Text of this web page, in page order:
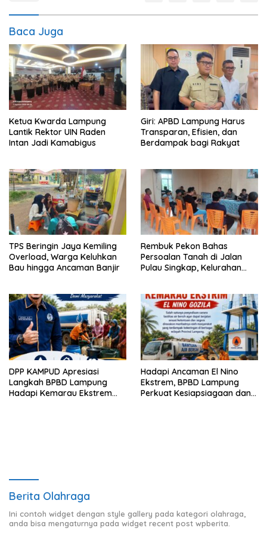
Baca Juga
Ketua Kwarda Lampung
Lantik Rektor UIN Raden
Intan Jadi Kamabigus
Giri: APBD Lampung Harus
Transparan, Efisien, dan
Berdampak bagi Rakyat
TPS Beringin Jaya Kemiling
Overload, Warga Keluhkan
Bau hingga Ancaman Banjir
Rembuk Pekon Bahas
Persoalan Tanah di Jalan
Pulau Singkap, Kelurahan
DPP KAMPUD Apresiasi
Langkah BPBD Lampung
Hadapi Kemarau Ekstrem
Hadapi Ancaman El Nino
Ekstrem, BPBD Lampung
Perkuat Kesiapsiagaan dan
Berita Olahraga
Ini contoh widget dengan style gallery pada kategori olahraga,
anda bisa mengaturnya pada widget recent post wpberita.